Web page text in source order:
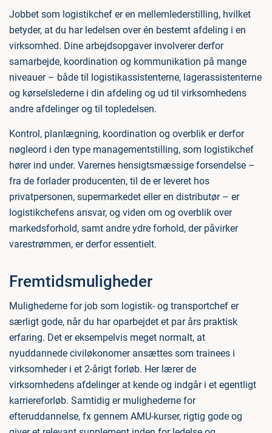
Jobbet som logistikchef er en mellemlederstilling, hvilket
betyder, at du har ledelsen over én bestemt afdeling i en
virksomhed. Dine arbejdsopgaver involverer derfor
samarbejde, koordination og kommunikation på mange
niveauer – både til logistikassistenterne, lagerassistenterne
og kørselslederne i din afdeling og ud til virksomhedens
andre afdelinger og til topledelsen.
Kontrol, planlægning, koordination og overblik er derfor
nøgleord i den type managementstilling, som logistikchef
hører ind under. Varernes hensigtsmæssige forsendelse –
fra de forlader producenten, til de er leveret hos
privatpersonen, supermarkedet eller en distributør – er
logistikchefens ansvar, og viden om og overblik over
markedsforhold, samt andre ydre forhold, der påvirker
varestrømmen, er derfor essentielt.
Fremtidsmuligheder
Mulighederne for job som logistik- og transportchef er
særligt gode, når du har oparbejdet et par års praktisk
erfaring. Det er eksempelvis meget normalt, at
nyuddannede civiløkonomer ansættes som trainees i
virksomheder i et 2-årigt forløb. Her lærer de
virksomhedens afdelinger at kende og indgår i et egentligt
karriereforløb. Samtidig er mulighederne for
efteruddannelse, fx gennem AMU-kurser, rigtig gode og